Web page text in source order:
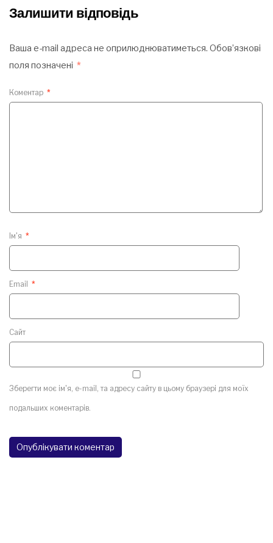
Залишити відповідь
Ваша e-mail адреса не оприлюднюватиметься. Обов’язкові
поля позначені *
Коментар *
Ім'я *
Email *
Сайт
Зберегти моє ім'я, e-mail, та адресу сайту в цьому браузері для моїх
подальших коментарів.